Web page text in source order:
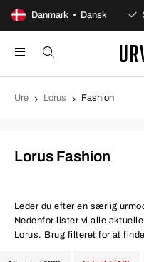
Danmark • Dansk
100 dages åbent køb
Ure Lorus Fashion
Lorus Fashion
Leder du efter en særlig
Nedenfor lister vi alle
Lorus. Brug filteret for at